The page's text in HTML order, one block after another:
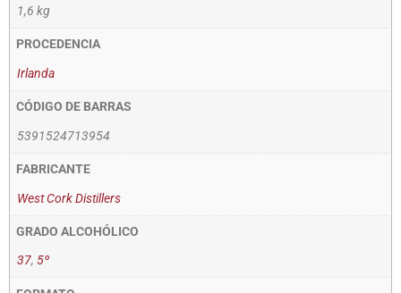
1,6 kg
PROCEDENCIA
Irlanda
CÓDIGO DE BARRAS
5391524713954
FABRICANTE
West Cork Distillers
GRADO ALCOHÓLICO
37, 5º